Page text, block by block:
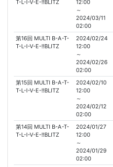
T-L-I-V-E-!!BLITZ
12:00
～
2024/03/11
02:00
第16回 MULTI B-A-T-
T-L-I-V-E-!!BLITZ
2024/02/24
12:00
～
2024/02/26
02:00
第15回 MULTI B-A-T-
T-L-I-V-E-!!BLITZ
2024/02/10
12:00
～
2024/02/12
02:00
第14回 MULTI B-A-T-
T-L-I-V-E-!!BLITZ
2024/01/27
12:00
～
2024/01/29
02:00